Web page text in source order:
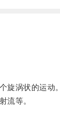
涡状的运动。
流等。